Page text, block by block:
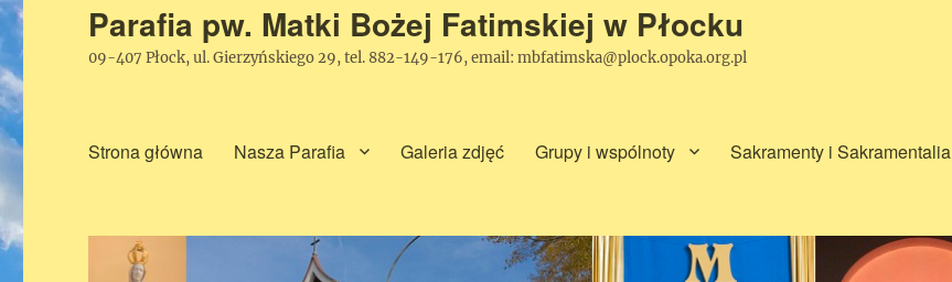
Parafia pw. Matki Bożej Fatimskiej w Płocku
09-407 Płock, ul. Gierzyńskiego 29, tel. 882-149-176, email: mbfatimska@plock.opoka.org.pl
Strona główna Nasza Parafia Galeria zdjęć Grupy i wspólnoty Sakramenty i Sakramentalia